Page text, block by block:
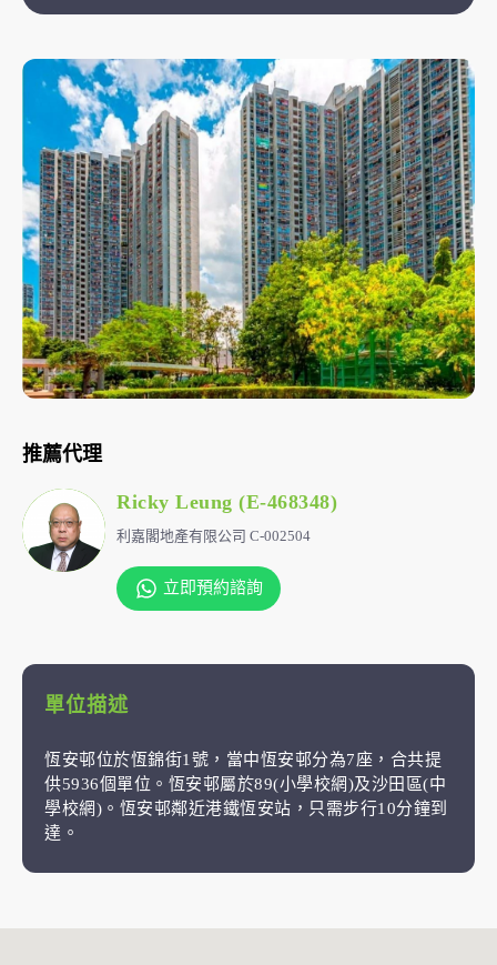
推薦代理
Ricky Leung (E-468348)
利嘉閣地產有限公司 C-002504
立即預約諮詢
單位描述
恆安邨位於恆錦街1號，當中恆安邨分為7座，合共提
供5936個單位。恆安邨屬於89(小學校網)及沙田區(中
學校網)。恆安邨鄰近港鐵恆安站，只需步行10分鐘到
達。